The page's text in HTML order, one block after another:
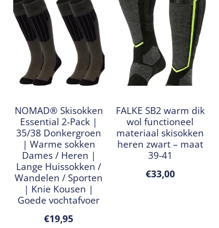
NOMAD® Skisokken
Essential 2-Pack |
35/38 Donkergroen
| Warme sokken
Dames / Heren |
Lange Huissokken /
Wandelen / Sporten
| Knie Kousen |
Goede vochtafvoer
€19,95
FALKE SB2 warm dik
wol functioneel
materiaal skisokken
heren zwart – maat
39-41
€33,00